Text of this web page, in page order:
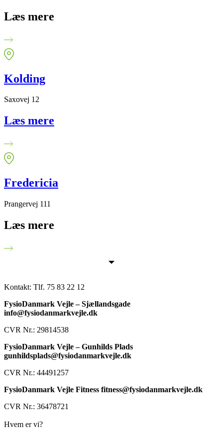
Læs mere
Kolding
Saxovej 12
Læs mere
Fredericia
Prangervej 111
Læs mere
Kontakt: Tlf. 75 83 22 12
FysioDanmark Vejle – Sjællandsgade
info@fysiodanmarkvejle.dk
CVR Nr.: 29814538
FysioDanmark Vejle – Gunhilds Plads
gunhildsplads@fysiodanmarkvejle.dk
CVR Nr.: 44491257
FysioDanmark Vejle Fitness fitness@fysiodanmarkvejle.dk
CVR Nr.: 36478721
Hvem er vi?